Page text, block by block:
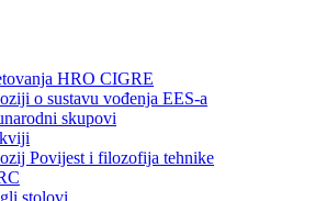
HRO CIGRE
o sustavu vođenja EES-a
skupovi
Povijest i filozofija tehnike
stolovi